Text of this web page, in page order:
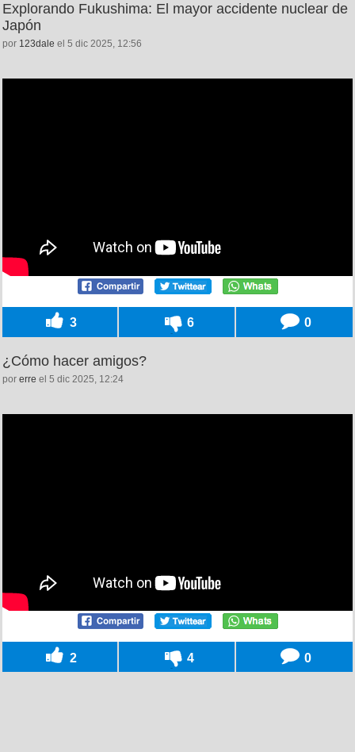
Explorando Fukushima: El mayor accidente nuclear de
Japón
por 123dale el 5 dic 2025, 12:56
3 6 0
¿Cómo hacer amigos?
por erre el 5 dic 2025, 12:24
2 4 0